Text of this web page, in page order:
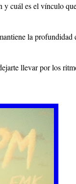
y cuál es el vínculo
la
llevar por los